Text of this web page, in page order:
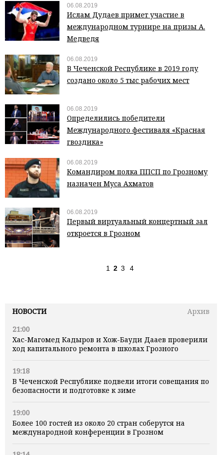
НОВОСТИ
Архив
21:00
Хас-Магомед Кадыров и Хож-Бауди Дааев проверили
ход капитального ремонта в школах Грозного
19:18
В Чеченской Республике подвели итоги совещания по
безопасности и подготовке к зиме
19:00
Более 100 гостей из около 20 стран соберутся на
международной конференции в Грозном
06.08.2019
Ислам Дудаев примет участие в
международном турнире на призы А.
Медведя
06.08.2019
В Чеченской Республике в 2019 году
создано около 5 тыс рабочих мест
06.08.2019
Определились победители
Международного фестиваля «Красная
гвоздика»
06.08.2019
Командиром полка ППСП по Грозному
назначен Муса Ахматов
06.08.2019
Первый виртуальный концертный зал
откроется в Грозном
1 2 3 4